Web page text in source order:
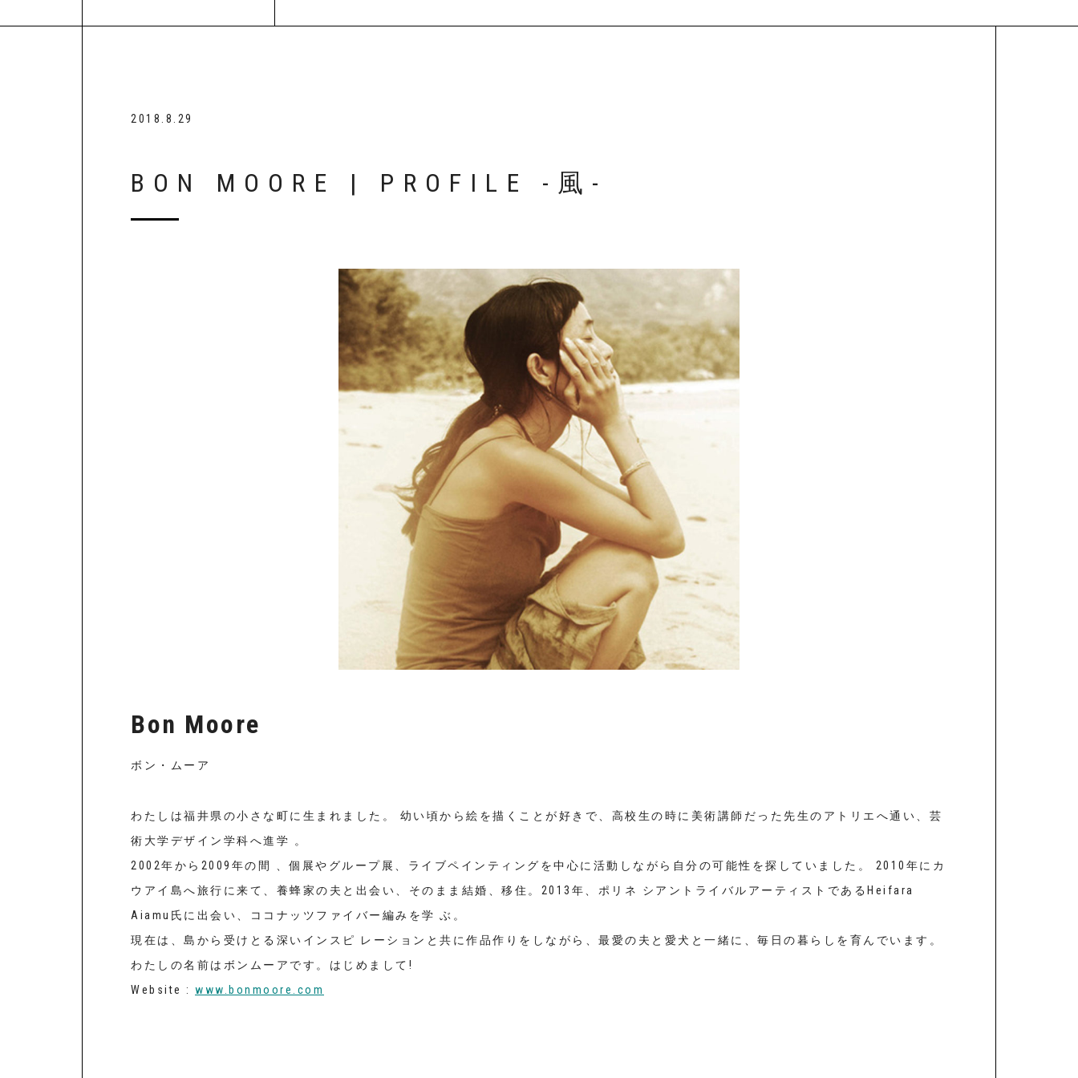
2018.8.29
BON MOORE | PROFILE -風-
Bon Moore
ボン・ムーア
わたしは福井県の小さな町に生まれました。 幼い頃から絵を描くことが好きで、高校生の時に美術講師だった先生のアトリエへ通い、芸
術大学デザイン学科へ進学 。
2002年から2009年の間 、個展やグループ展、ライブペインティングを中心に活動しながら自分の可能性を探していました。 2010年にカ
ウアイ島へ旅行に来て、養蜂家の夫と出会い、そのまま結婚、移住。2013年、ポリネ シアントライバルアーティストであるHeifara
Aiamu氏に出会い、ココナッツファイバー編みを学 ぶ。
現在は、島から受けとる深いインスピ レーションと共に作品作りをしながら、最愛の夫と愛犬と一緒に、毎日の暮らしを育んでいます。
わたしの名前はボンムーアです。はじめまして!
Website : www.bonmoore.com